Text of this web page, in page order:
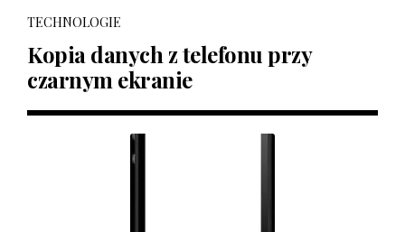
TECHNOLOGIE
Kopia danych z telefonu przy
czarnym ekranie